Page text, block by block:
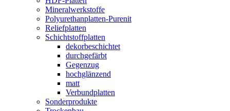
Mineralwerkstoffe
Polyurethanplatten-Purenit
Reliefplatten
Schichtstoffplatten
dekorbeschichtet
durchgefärbt
Gegenzug
hochglänzend
matt
Verbundplatten
Sonderprodukte